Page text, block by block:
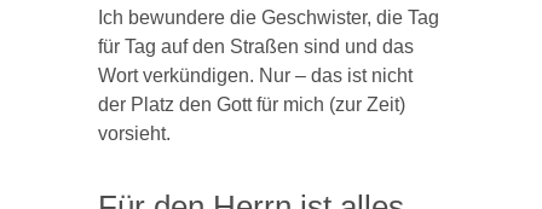
Ich bewundere die Geschwister, die Tag
für Tag auf den Straßen sind und das
Wort verkündigen. Nur – das ist nicht
der Platz den Gott für mich (zur Zeit)
vorsieht.